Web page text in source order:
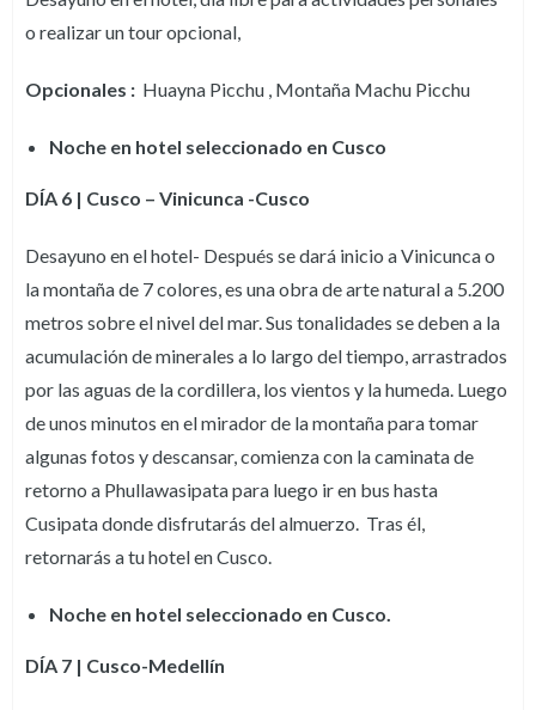
o realizar un tour opcional,
Opcionales : Huayna Picchu , Montaña Machu Picchu
Noche en hotel seleccionado en Cusco
DÍA 6 | Cusco – Vinicunca -Cusco
Desayuno en el hotel- Después se dará inicio a Vinicunca o
la montaña de 7 colores, es una obra de arte natural a 5.200
metros sobre el nivel del mar. Sus tonalidades se deben a la
acumulación de minerales a lo largo del tiempo, arrastrados
por las aguas de la cordillera, los vientos y la humeda. Luego
de unos minutos en el mirador de la montaña para tomar
algunas fotos y descansar, comienza con la caminata de
retorno a Phullawasipata para luego ir en bus hasta
Cusipata donde disfrutarás del almuerzo. Tras él,
retornarás a tu hotel en Cusco.
Noche en hotel seleccionado en Cusco.
DÍA 7 | Cusco-Medellín